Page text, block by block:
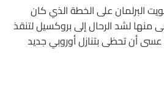
البرلمان على الخطة الذي كان
لشد الرحال إلى بروكسيل لتنقذ
عسى أن تحظى بتنازل أوروبي جديد